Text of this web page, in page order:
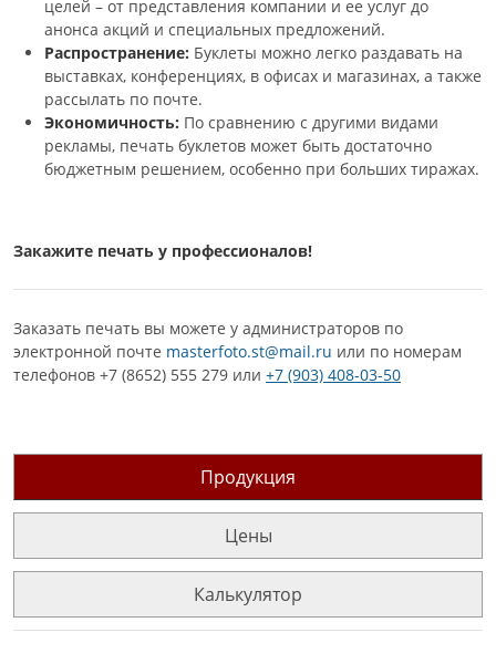
целей – от представления компании и ее услуг до
анонса акций и специальных предложений.
Распространение: Буклеты можно легко раздавать на
выставках, конференциях, в офисах и магазинах, а также
рассылать по почте.
Экономичность: По сравнению с другими видами
рекламы, печать буклетов может быть достаточно
бюджетным решением, особенно при больших тиражах.
Закажите печать у профессионалов!
Заказать печать вы можете у администраторов по
электронной почте masterfoto.st@mail.ru или по номерам
телефонов +7 (8652) 555 279 или +7 (903) 408-03-50
Продукция
Цены
Калькулятор